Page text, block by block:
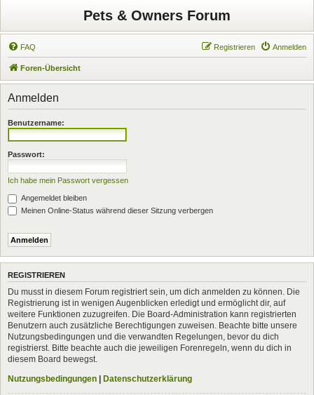
Pets & Owners Forum
FAQ Anmelden
Registrieren
Foren-Übersicht
Anmelden
Benutzername:
Passwort:
Ich habe mein Passwort vergessen
Angemeldet bleiben
Meinen Online-Status während dieser Sitzung verbergen
REGISTRIEREN
Du musst in diesem Forum registriert sein, um dich anmelden zu können. Die
Registrierung ist in wenigen Augenblicken erledigt und ermöglicht dir, auf
weitere Funktionen zuzugreifen. Die Board-Administration kann registrierten
Benutzern auch zusätzliche Berechtigungen zuweisen. Beachte bitte unsere
Nutzungsbedingungen und die verwandten Regelungen, bevor du dich
registrierst. Bitte beachte auch die jeweiligen Forenregeln, wenn du dich in
diesem Board bewegst.
Nutzungsbedingungen | Datenschutzerklärung